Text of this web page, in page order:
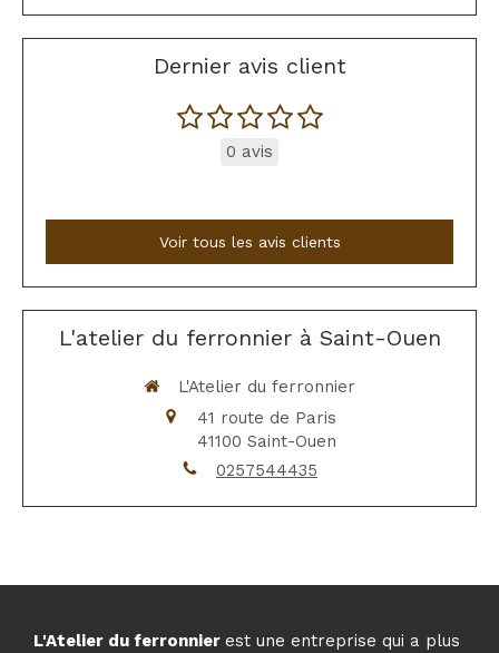
Dernier avis client
0 avis
Voir tous les avis clients
L'atelier du ferronnier à Saint-Ouen
L'Atelier du ferronnier
41 route de Paris
41100 Saint-Ouen
0257544435
L'Atelier du ferronnier est une entreprise qui a plus